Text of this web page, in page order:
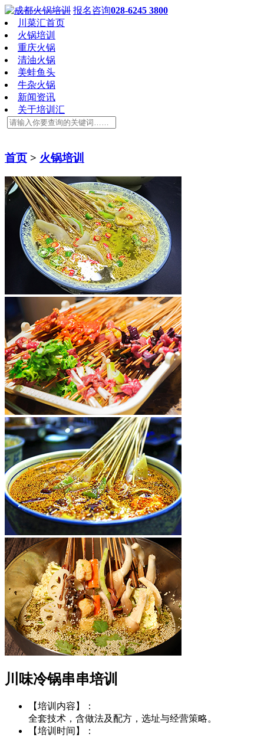
报名咨询028-6245 3800
川菜汇首页
火锅培训
重庆火锅
清油火锅
美蛙鱼头
牛杂火锅
新闻资讯
关于培训汇
首页 > 火锅培训
川味冷锅串串培训
【培训内容】：
全套技术，含做法及配方，选址与经营策略。
【培训时间】：